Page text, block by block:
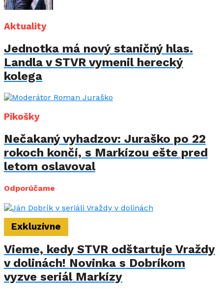
Aktuality
Jednotka má nový staničný hlas.
Landla v STVR vymenil herecký
kolega
Pikošky
Nečakaný vyhadzov: Juraško po 22
rokoch končí, s Markízou ešte pred
letom oslavoval
Odporúčame
Exkluzívne
Vieme, kedy STVR odštartuje Vraždy
v dolinách! Novinka s Dobríkom
vyzve seriál Markízy